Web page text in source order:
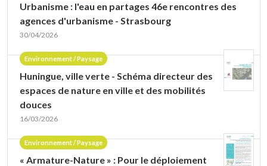
Urbanisme : l'eau en partages 46e rencontres des
agences d'urbanisme - Strasbourg
30/04/2026
Environnement / Paysage
Huningue, ville verte - Schéma directeur des
espaces de nature en ville et des mobilités
douces
16/03/2026
Environnement / Paysage
« Armature-Nature » : Pour le déploiement